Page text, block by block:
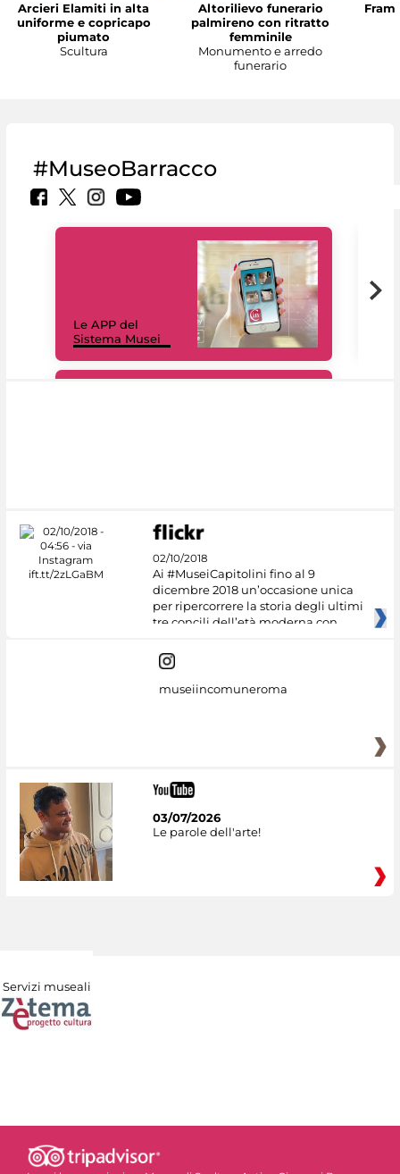
Arcieri Elamiti in alta
uniforme e copricapo
piumato
Scultura
Altorilievo funerario
palmireno con ritratto
femminile
Monumento e arredo
funerario
#MuseoBarracco
Le APP del
Sistema Musei
02/10/2018
Ai #MuseiCapitolini fino al 9
dicembre 2018 un’occasione unica
per ripercorrere la storia degli ultimi
tre concili dell’età moderna con
museiincomuneroma
03/07/2026
Le parole dell'arte!
Servizi museali